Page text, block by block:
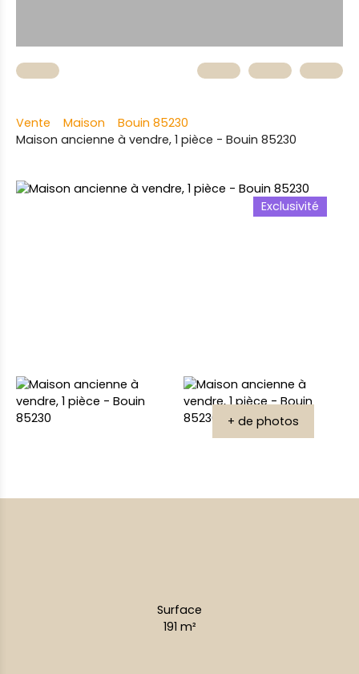
Vente Maison
Bouin 85230
Maison ancienne à vendre, 1 pièce - Bouin 85230
Exclusivité
+ de photos
Surface
191 m²